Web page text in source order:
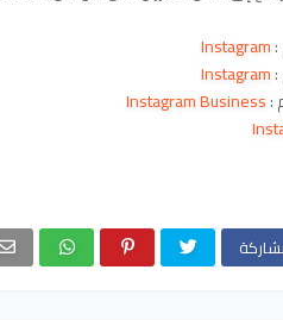
:
Instagram
:
Instagram
:
Instagram Business